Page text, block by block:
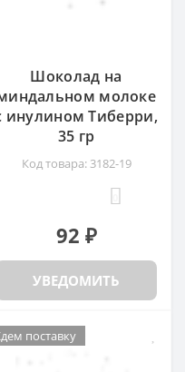
Шоколад на
молоке
инулином Тиберри,
35 гр
Код товара: 3182-19
92 ₽
УВЕДОМИТЬ
поставку